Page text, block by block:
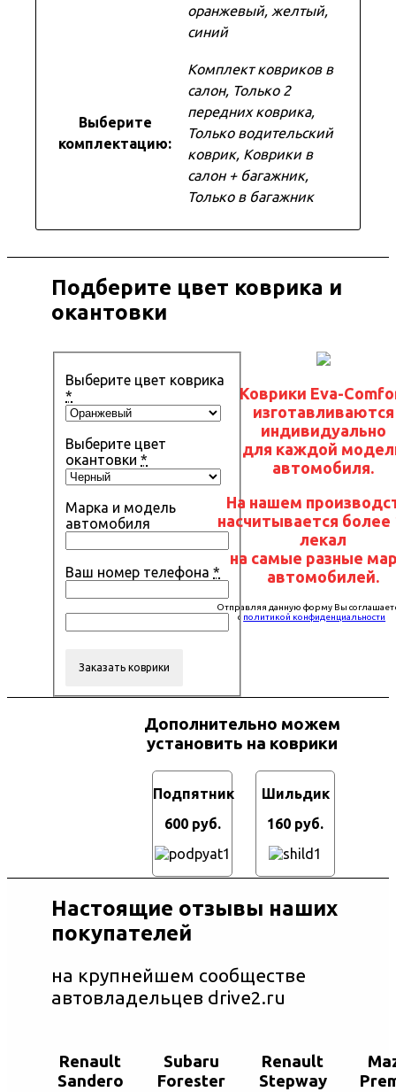
оранжевый, желтый,
синий
Выберите
комплектацию:
Комплект ковриков в
салон, Только 2
передних коврика,
Только водительский
коврик, Коврики в
салон + багажник,
Только в багажник
Подберите цвет коврика и
окантовки
Выберите цвет коврика
*
Выберите цвет
окантовки *
Марка и модель
автомобиля
Ваш номер телефона *
Коврики Eva-
изготавливаются
индивидуально
для каждой
автомобиля.
На нашем
насчитывается более
лекал
на самые разные
автомобилей.
Отправляя данную форму Вы
с политикой конфиденциальности
Дополнительно можем
установить на коврики
Подпятник
600 руб.
Шильдик
160 руб.
Настоящие отзывы наших
покупателей
на крупнейшем сообществе
автовладельцев drive2.ru
Renault
Sandero
Subaru
Forester
Renault
Stepway